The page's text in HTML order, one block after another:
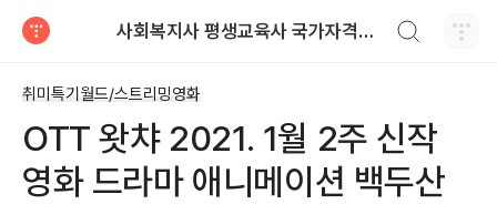
사회복지사 평생교육사 국가자격증 레포트 자료
취미특기월드/스트리밍영화
OTT 왓챠 2021. 1월 2주 신작
영화 드라마 애니메이션 백두산